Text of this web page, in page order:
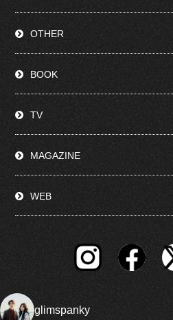
OTHER
BOOK
TV
MAGAZINE
WEB
glimspanky